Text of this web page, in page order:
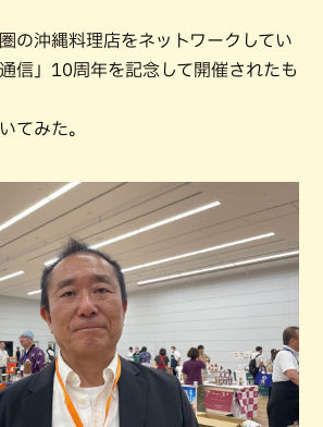
の沖縄料理店をネットワークしてい
信」10周年を記念して開催されたも
てみた。